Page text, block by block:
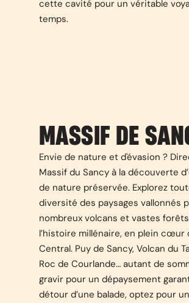
cette cavité pour un véritable
temps.
MASSIF DE
Envie de nature et d'évasion ?
Massif du Sancy à la découverte
de nature préservée. Explorez
diversité des paysages vallonnés
nombreux volcans et vastes
l’histoire millénaire, en plein cœur
Central. Puy de Sancy, Volcan du
Roc de Courlande… autant de
gravir pour un dépaysement
détour d’une balade, optez pour